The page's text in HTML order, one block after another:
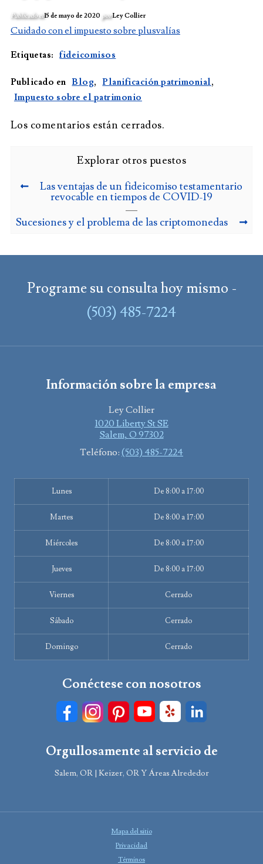
Publicado el15 de mayo de 2020 porLey Collier
Cuidado con el impuesto sobre plusvalías
Etiquetas: fideicomisos
Publicado en Blog, Planificación patrimonial,
Impuesto sobre el patrimonio
Los comentarios están cerrados.
Explorar otros puestos
Las ventajas de un fideicomiso testamentario
revocable en tiempos de COVID-19
Sucesiones y el problema de las criptomonedas
Programe su consulta hoy mismo -
(503) 485-7224
Información sobre la empresa
Ley Collier
1020 Liberty St SE
Salem, O 97302
Teléfono: (503) 485-7224
Lunes De 8:00 a 17:00
Martes De 8:00 a 17:00
Miércoles De 8:00 a 17:00
Jueves De 8:00 a 17:00
Viernes Cerrado
Sábado Cerrado
Domingo Cerrado
Conéctese con nosotros
Orgullosamente al servicio de
Salem, OR | Keizer, OR Y Áreas Alrededor
Mapa del sitio
Privacidad
Términos